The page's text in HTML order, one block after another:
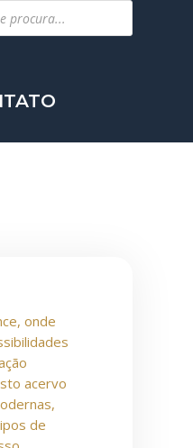
onde
acervo
de